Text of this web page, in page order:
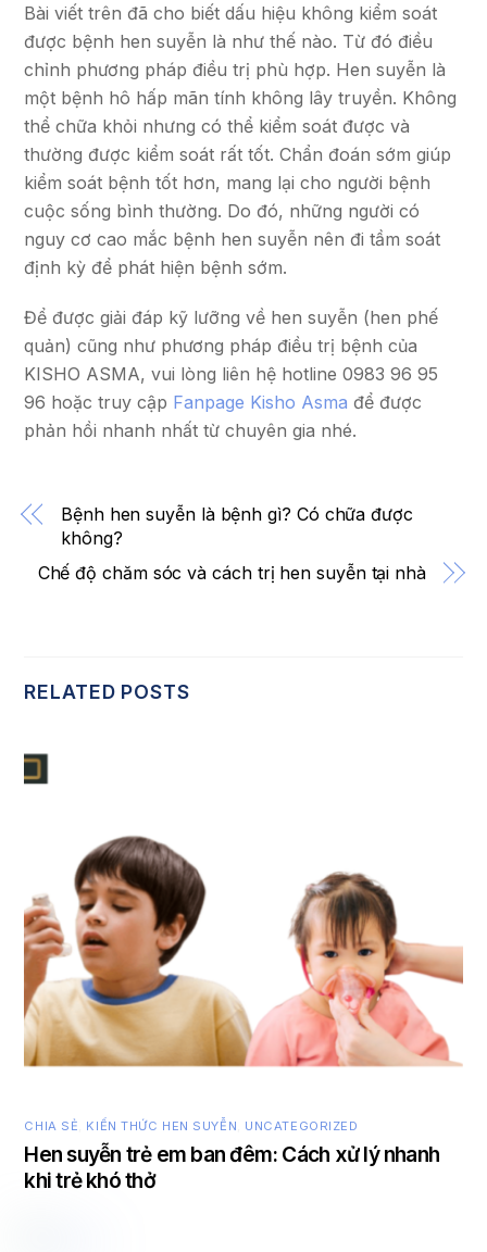
Bài viết trên đã cho biết dấu hiệu không kiểm soát
được bệnh hen suyễn là như thế nào. Từ đó điều
chỉnh phương pháp điều trị phù hợp. Hen suyễn là
một bệnh hô hấp mãn tính không lây truyền. Không
thể chữa khỏi nhưng có thể kiểm soát được và
thường được kiểm soát rất tốt. Chẩn đoán sớm giúp
kiểm soát bệnh tốt hơn, mang lại cho người bệnh
cuộc sống bình thường. Do đó, những người có
nguy cơ cao mắc bệnh hen suyễn nên đi tầm soát
định kỳ để phát hiện bệnh sớm.
Để được giải đáp kỹ lưỡng về hen suyễn (hen phế
quản) cũng như phương pháp điều trị bệnh của
KISHO ASMA, vui lòng liên hệ hotline 0983 96 95
96 hoặc truy cập Fanpage Kisho Asma để được
phản hồi nhanh nhất từ chuyên gia nhé.
Bệnh hen suyễn là bệnh gì? Có chữa được
không?
Chế độ chăm sóc và cách trị hen suyễn tại nhà
RELATED POSTS
CHIA SẺ KIẾN THỨC HEN SUYỄN UNCATEGORIZED
Hen suyễn trẻ em ban đêm: Cách xử lý nhanh
khi trẻ khó thở